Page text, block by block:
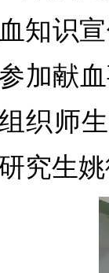
血知识
参加献
织师生
究生